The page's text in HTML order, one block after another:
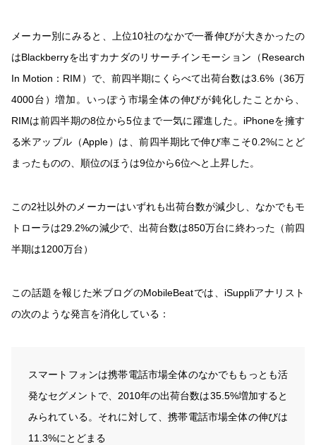
メーカー別にみると、上位10社のなかで一番伸びが大きかったの
はBlackberryを出すカナダのリサーチインモーション（Research
In Motion：RIM）で、前四半期にくらべて出荷台数は3.6%（36万
4000台）増加。いっぽう市場全体の伸びが鈍化したことから、
RIMは前四半期の8位から5位まで一気に躍進した。iPhoneを擁す
る米アップル（Apple）は、前四半期比で伸び率こそ0.2%にとど
まったものの、順位のほうは9位から6位へと上昇した。
この2社以外のメーカーはいずれも出荷台数が減少し、なかでもモ
トローラは29.2%の減少で、出荷台数は850万台に終わった（前四
半期は1200万台）
この話題を報じた米ブログのMobileBeatでは、iSuppliアナリスト
の次のような発言を消化している：
スマートフォンは携帯電話市場全体のなかでももっとも活
発なセグメントで、2010年の出荷台数は35.5%増加すると
みられている。それに対して、携帯電話市場全体の伸びは
11.3%にとどまる